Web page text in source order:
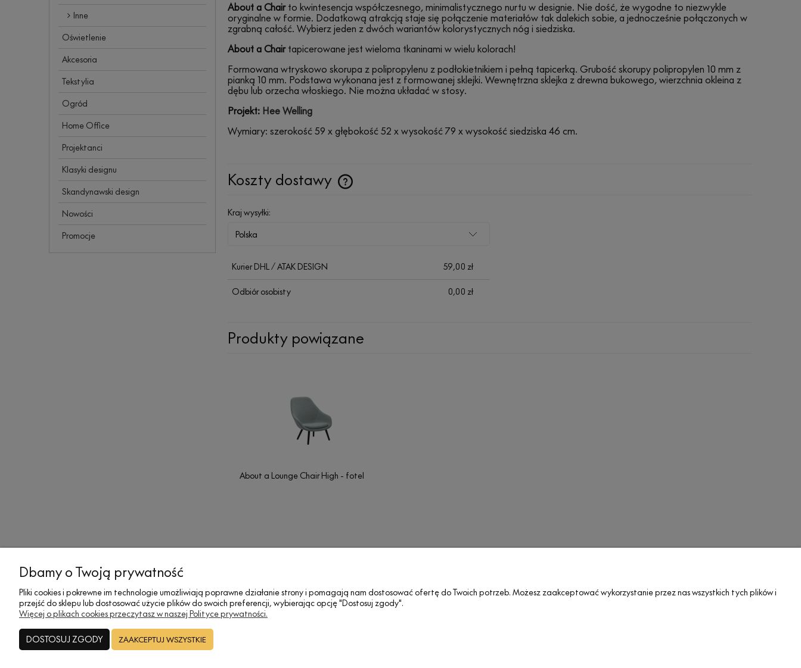
Inne
Oświetlenie
Akcesoria
Tekstylia
Ogród
Home Office
Projektanci
Klasyki designu
Skandynawski design
Nowości
Promocje
About a Chairto kwintesencja współczesnego, minimalistycznego nurtu w designie. Nie dość, że wygodne to niezwykle
oryginalne w formie. Dodatkową atrakcją staje się połączenie materiałów tak dalekich sobie, a jednocześnie połączonych w
zgrabną całość. Wybierz jeden z dwóch wariantów kolorystycznych nóg i siedziska.
About a Chairtapicerowane jest wieloma tkaninami w wielu kolorach!
Formowana wtryskowo skorupa z polipropylenu z podłokietnikiem i pełną tapicerką. Grubość skorupy polipropylen 10 mm z
pianką 10 mm. Podstawa wykonana jest z formowanej sklejki. Wewnętrzna sklejka z drewna bukowego, wierzchnia okleina z
dębu lub orzecha włoskiego. Nie można układać w stosy.
Projekt: Hee Welling
Wymiary: szerokość 59 x głębokość 52 x wysokość 79 x wysokość siedziska 46 cm.
Koszty dostawy
Kraj wysyłki:
Kurier DHL / ATAK DESIGN 59,00 zł
Odbiór osobisty 0,00 zł
Produkty powiązane
About a Lounge Chair High - fotel
MOJE KONTO
Twoje zamówienia
Ustawienia konta
Formy płatności
Facebook
X (Twitter)
Instagram
Regulaminy
Dbamy o Twoją prywatność
Pliki cookies i pokrewne im technologie umożliwiają poprawne działanie strony i pomagają nam dostosować ofertę do Twoich potrzeb. Możesz zaakceptować wykorzystanie przez nas wszystkich tych plików i
przejść do sklepu lub dostosować użycie plików do swoich preferencji, wybierając opcję "Dostosuj zgody".
Więcej o plikach cookies przeczytasz w naszej Polityce prywatności.
DOSTOSUJ ZGODY ZAAKCEPTUJ WSZYSTKIE